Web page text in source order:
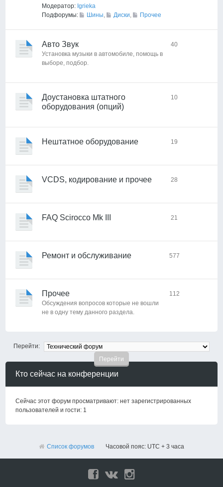
Модератор: Igrieka
Подфорумы:
Шины, Диски, Прочее
Авто Звук
Установка музыки в автомобиле, помощь в
выборе, подбор.
40
Доустановка штатного
оборудования (опций)
10
Нештатное оборудование 19
VCDS, кодирование и прочее 28
FAQ Scirocco Mk III 21
Ремонт и обслуживание 577
Прочее
Обсуждения вопросов которые не вошли
не в одну тему данного раздела.
112
Перейти:
Кто сейчас на конференции
Сейчас этот форум просматривают: нет зарегистрированных
пользователей и гости: 1
Список форумов Часовой пояс: UTC + 3 часа